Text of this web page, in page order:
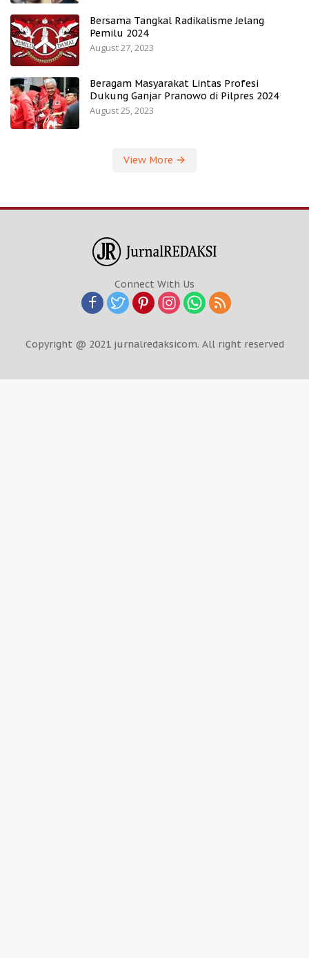
Bersama Tangkal Radikalisme Jelang
Pemilu 2024
August 27, 2023
Beragam Masyarakat Lintas Profesi
Dukung Ganjar Pranowo di Pilpres 2024
August 25, 2023
View More
Connect With Us
Copyright @ 2021 jurnalredaksicom. All right reserved